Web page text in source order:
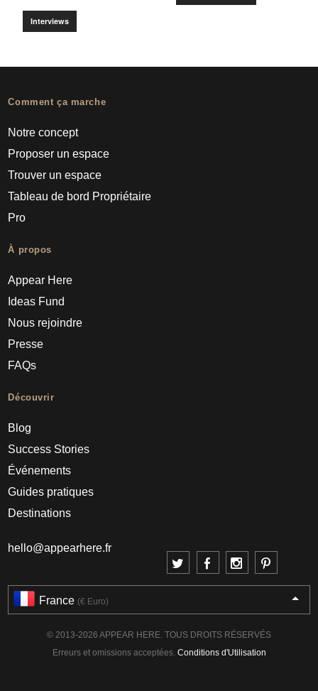
Interviews
Comment ça marche
Notre concept
Proposer un espace
Trouver un espace
Tableau de bord Propriétaire
Pro
À propos
Appear Here
Ideas Fund
Nous rejoindre
Presse
FAQs
Découvrir
Blog
Success Stories
Événements
Guides pratiques
Destinations
hello@appearhere.fr
France (€ Euro)
© 2013-2026 APPEAR HERE. TOUS DROITS RÉSERVÉS
Erreurs et omissions acceptées. Conditions d'Utilisation